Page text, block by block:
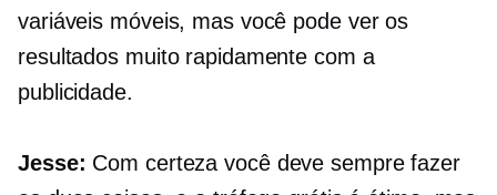
variáveis ​​móveis, mas você pode ver os
resultados muito rapidamente com a
publicidade.
Jesse: Com certeza você deve sempre fazer